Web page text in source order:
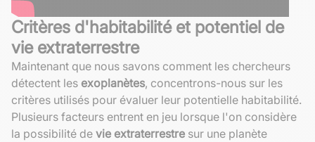
Critères d'habitabilité et potentiel de
vie extraterrestre
Maintenant que nous savons comment les chercheurs
détectent les exoplanètes, concentrons-nous sur les
critères utilisés pour évaluer leur potentielle habitabilité.
Plusieurs facteurs entrent en jeu lorsque l'on considère
la possibilité de vie extraterrestre sur une planète